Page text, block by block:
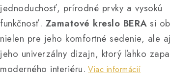
jednoduchosť, prírodné prvky a vysokú
funkčnosť. Zamatové kreslo BERAsi
nielen pre jeho komfortné sedenie, ale
jeho univerzálny dizajn, ktorý ľahko
moderného interiéru. Viac informácií